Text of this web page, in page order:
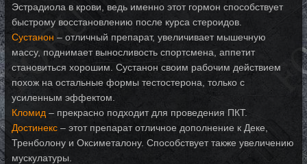
Эстрадиола в крови, ведь именно этот гормон способствует
быстрому восстановлению после курса стероидов.
Сустанон – отличный препарат, увеличивает мышечную
массу, поднимает выносливость спортсмена, аппетит
становиться хорошим. Сустанон своим рабочим действием
похож на остальные формы тестостерона, только с
усиленным эффектом.
Кломид – прекрасно подходит для проведения ПКТ.
Достинекс – этот препарат отличное дополнение к Деке,
Тренболону и Оксиметалону. Способствует также увеличению
мускулатуры.